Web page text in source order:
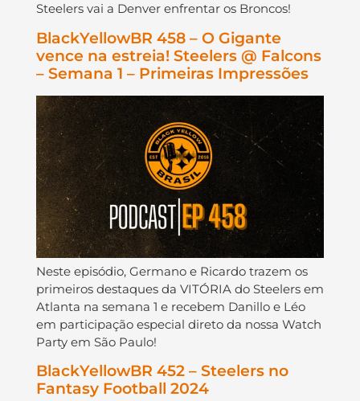
Steelers vai a Denver enfrentar os Broncos!
BlackYellowBR 458 – O Gigante
vence na estreia! Steelers @ Falcons
– Semana 1 – Primeiras Impressões
Neste episódio, Germano e Ricardo trazem os
primeiros destaques da VITÓRIA do Steelers em
Atlanta na semana 1 e recebem Danillo e Léo
em participação especial direto da nossa Watch
Party em São Paulo!
BlackYellowBR 452 – Steelers no
Fantasy Football 2024